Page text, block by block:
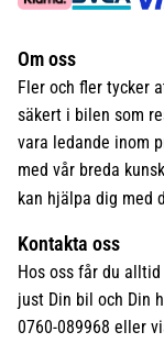
Om oss
Fler och fler tycker
säkert i bilen som
vara ledande inom
med vår breda
kan hjälpa dig med
Kontakta oss
Hos oss får du
just Din bil och Din
0760-089968 eller